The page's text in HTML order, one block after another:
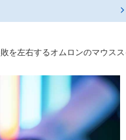
を左右するオムロンのマウス